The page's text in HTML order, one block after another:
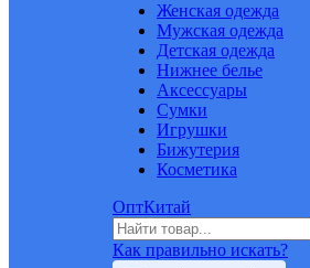
Женская одежда
Мужская одежда
Детская одежда
Нижнее белье
Аксессуары
Сумки
Игрушки
Бижутерия
Косметика
ОптКитай
Как правильно искать?